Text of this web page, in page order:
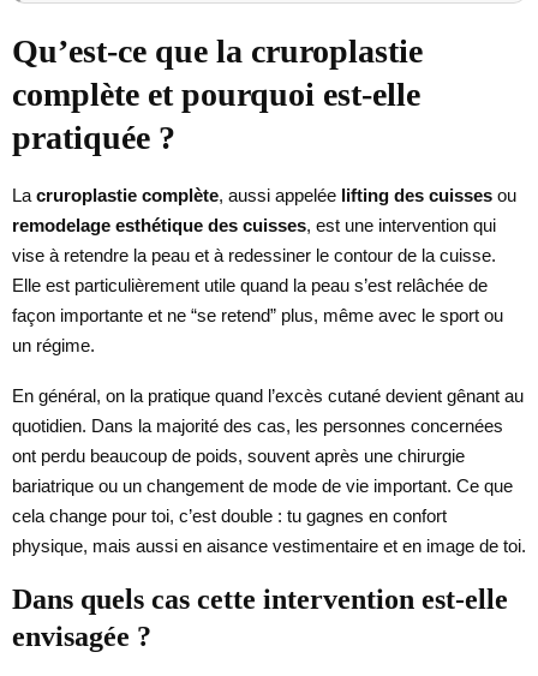
Qu’est-ce que la cruroplastie
complète et pourquoi est-elle
pratiquée ?
La cruroplastie complète, aussi appelée lifting des cuisses ou
remodelage esthétique des cuisses, est une intervention qui
vise à retendre la peau et à redessiner le contour de la cuisse.
Elle est particulièrement utile quand la peau s’est relâchée de
façon importante et ne “se retend” plus, même avec le sport ou
un régime.
En général, on la pratique quand l’excès cutané devient gênant au
quotidien. Dans la majorité des cas, les personnes concernées
ont perdu beaucoup de poids, souvent après une chirurgie
bariatrique ou un changement de mode de vie important. Ce que
cela change pour toi, c’est double : tu gagnes en confort
physique, mais aussi en aisance vestimentaire et en image de toi.
Dans quels cas cette intervention est-elle
envisagée ?